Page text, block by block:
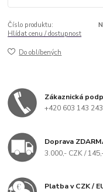
Číslo produktu:
Hlídat cenu / dostupnost
Do oblíbených
Zákaznická
+420 603 143 243
Doprava
3.000,- CZK /
Platba v CZK /